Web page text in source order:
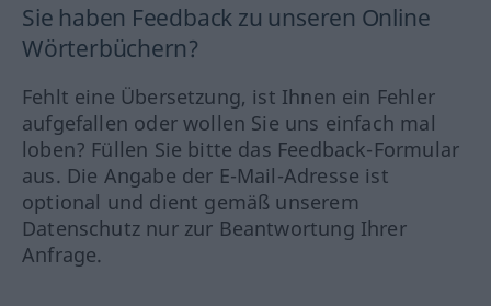
Sie haben Feedback zu unseren Online
Wörterbüchern?
Fehlt eine Übersetzung, ist Ihnen ein Fehler
aufgefallen oder wollen Sie uns einfach mal
loben? Füllen Sie bitte das Feedback-Formular
aus. Die Angabe der E-Mail-Adresse ist
optional und dient gemäß unserem
Datenschutz nur zur Beantwortung Ihrer
Anfrage.